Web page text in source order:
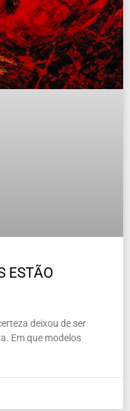
ESTÃO
deixou de ser
Em que modelos